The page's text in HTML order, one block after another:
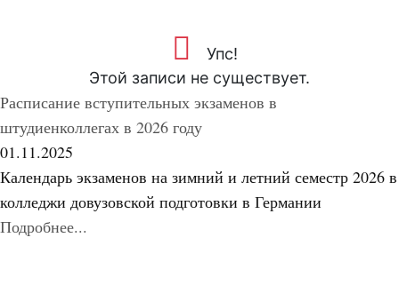
Упс!
Этой записи не существует.
Расписание вступительных экзаменов в
штудиенколлегах в 2026 году
01.11.2025
Календарь экзаменов на зимний и летний семестр 2026 в
колледжи довузовской подготовки в Германии
Подробнее...